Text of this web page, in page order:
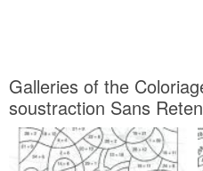
Galleries of the
soustraction Sans